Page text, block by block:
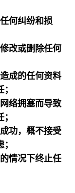
何纠纷和损
改或删除任何
成的任何资料
络拥塞而导致
功，概不接受
情况下终止任